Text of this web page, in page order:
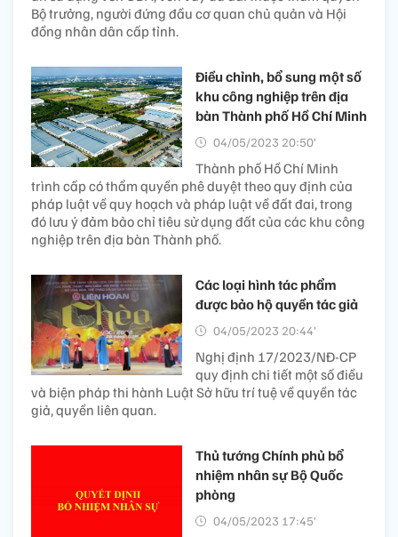
Bộ trưởng, người đứng đầu cơ quan chủ quản và Hội
đồng nhân dân cấp tỉnh.
Điều chỉnh, bổ sung một số
khu công nghiệp trên địa
bàn Thành phố Hồ Chí Minh
04/05/2023 20:50’
Thành phố Hồ Chí Minh
trình cấp có thẩm quyền phê duyệt theo quy định của
pháp luật về quy hoạch và pháp luật về đất đai, trong
đó lưu ý đảm bảo chỉ tiêu sử dụng đất của các khu công
nghiệp trên địa bàn Thành phố.
Các loại hình tác phẩm
được bảo hộ quyền tác giả
04/05/2023 20:44’
Nghị định 17/2023/NĐ-CP
quy định chi tiết một số điều
và biện pháp thi hành Luật Sở hữu trí tuệ về quyền tác
giả, quyền liên quan.
Thủ tướng Chính phủ bổ
nhiệm nhân sự Bộ Quốc
phòng
04/05/2023 17:45’